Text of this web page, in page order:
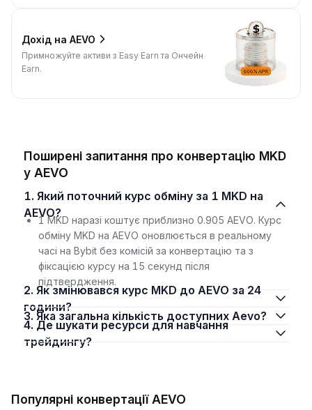
Дохід на AEVO
Примножуйте активи з Easy Earn та Ончейн
Earn.
Поширені запитання про конвертацію MKD
у AEVO
1. Який поточний курс обміну за 1 MKD на
AEVO?
1 MKD наразі коштує приблизно 0.905 AEVO. Курс
обміну MKD на AEVO оновлюється в реальному
часі на Bybit без комісій за конвертацію та з
фіксацією курсу на 15 секунд після
підтвердження.
2. Як змінювався курс MKD до AEVO за 24
години?
3. Яка загальна кількість доступних Aevo?
4. Де шукати ресурси для навчання
трейдингу?
Популярні конвертації AEVO